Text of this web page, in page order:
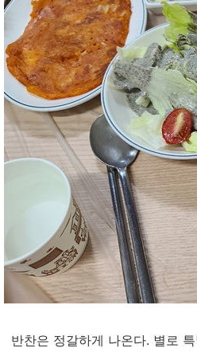
반찬은 정갈하게 나온다. 별로